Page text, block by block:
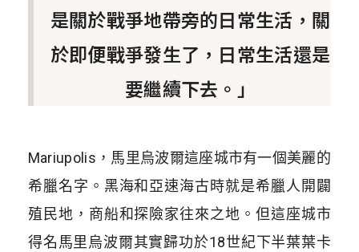
是關於戰爭地帶旁的日常生活，關
於即便戰爭發生了，日常生活還是
要繼續下去。」
Mariupolis，馬里烏波爾這座城市有一個美麗的
希臘名字。黑海和亞速海古時就是希臘人開闢
殖民地，商船和探險家往來之地。但這座城市
得名馬里烏波爾其實歸功於18世紀下半葉葉卡